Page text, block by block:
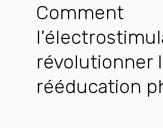
Comment
révolutionner
rééducation